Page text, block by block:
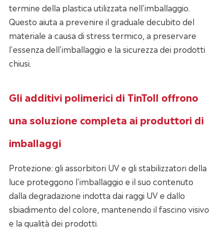
termine della plastica utilizzata nell'imballaggio.
Questo aiuta a prevenire il graduale decubito del
materiale a causa di stress termico, a preservare
l'essenza dell'imballaggio e la sicurezza dei prodotti
chiusi.
Gli additivi polimerici di TinToll offrono
una soluzione completa ai produttori di
imballaggi
Protezione: gli assorbitori UV e gli stabilizzatori della
luce proteggono l'imballaggio e il suo contenuto
dalla degradazione indotta dai raggi UV e dallo
sbiadimento del colore, mantenendo il fascino visivo
e la qualità dei prodotti.